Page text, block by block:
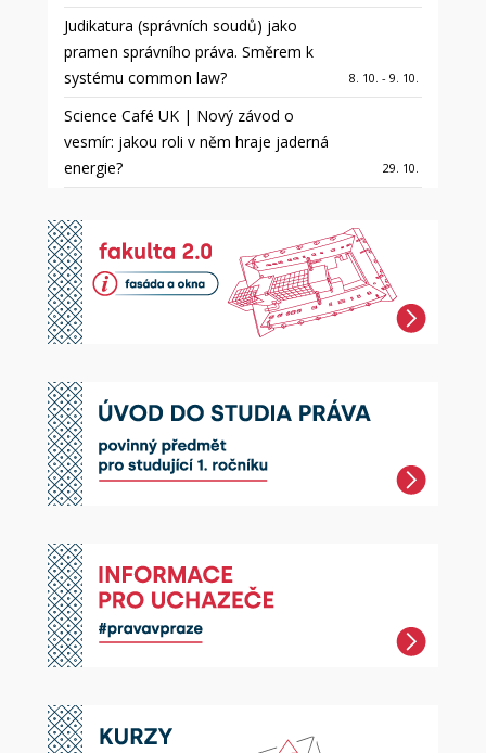
Judikatura (správních soudů) jako
pramen správního práva. Směrem k
systému common law?
8. 10. - 9. 10.
Science Café UK | Nový závod o
vesmír: jakou roli v něm hraje jaderná
energie?
29. 10.